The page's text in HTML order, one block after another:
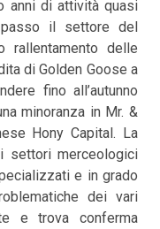
anni di attività quasi
il settore del
rallentamento delle
di Golden Goose a
fino all’autunno
minoranza in Mr. &
Hony Capital. La
settori merceologici
e in grado
dei vari
e trova conferma